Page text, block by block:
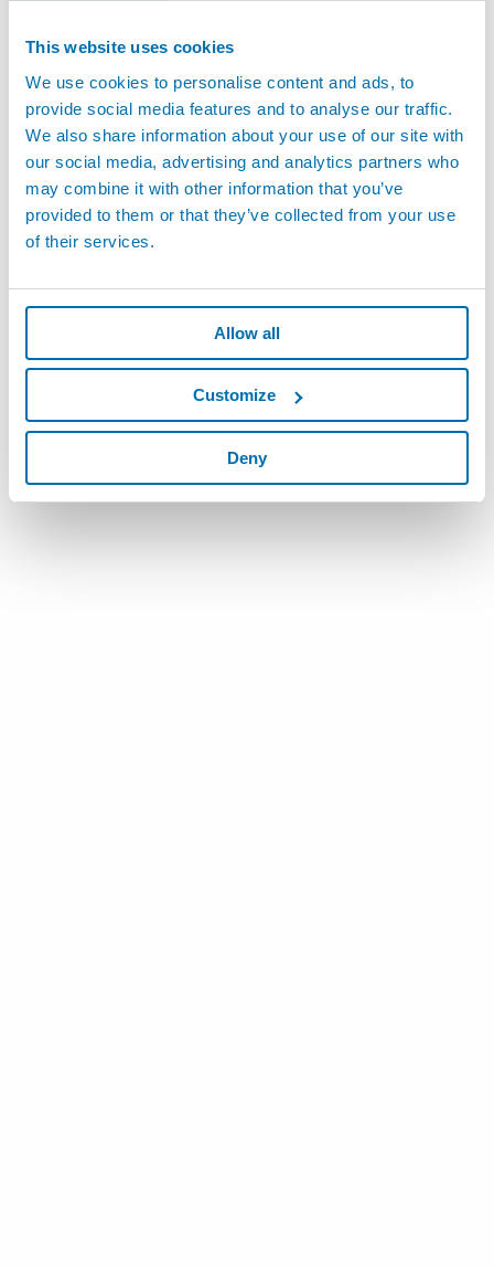
This website uses cookies
We use cookies to personalise content and ads, to
provide social media features and to analyse our traffic.
We also share information about your use of our site with
our social media, advertising and analytics partners who
may combine it with other information that you’ve
provided to them or that they’ve collected from your use
of their services.
Allow all
Customize
Deny